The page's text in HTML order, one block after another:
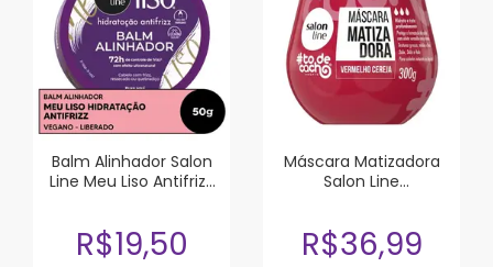
Balm Alinhador Salon
Line Meu Liso Antifrizz
R$19,50
Máscara Matizadora
Salon Line
R$36,99